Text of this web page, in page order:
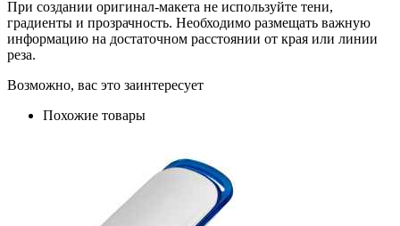
При создании оригинал-макета не используйте тени,
градиенты и прозрачность. Необходимо размещать важную
информацию на достаточном расстоянии от края или линии
реза.
Возможно, вас это заинтересует
Похожие товары